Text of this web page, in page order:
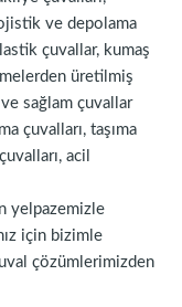
ve depolama
çuvallar, kumaş
üretilmiş
sağlam çuvallar
çuvalları, taşıma
acil
yelpazemizle
için bizimle
çözümlerimizden